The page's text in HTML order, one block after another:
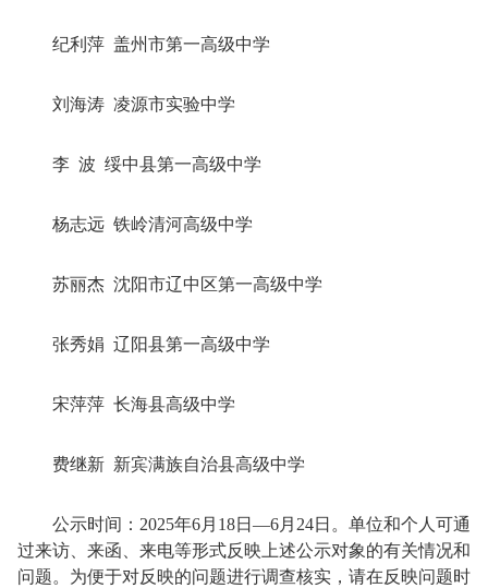
纪利萍 盖州市第一高级中学
刘海涛 凌源市实验中学
李 波 绥中县第一高级中学
杨志远 铁岭清河高级中学
苏丽杰 沈阳市辽中区第一高级中学
张秀娟 辽阳县第一高级中学
宋萍萍 长海县高级中学
费继新 新宾满族自治县高级中学
公示时间：2025年6月18日—6月24日。单位和个人可通
过来访、来函、来电等形式反映上述公示对象的有关情况和
问题。为便于对反映的问题进行调查核实，请在反映问题时